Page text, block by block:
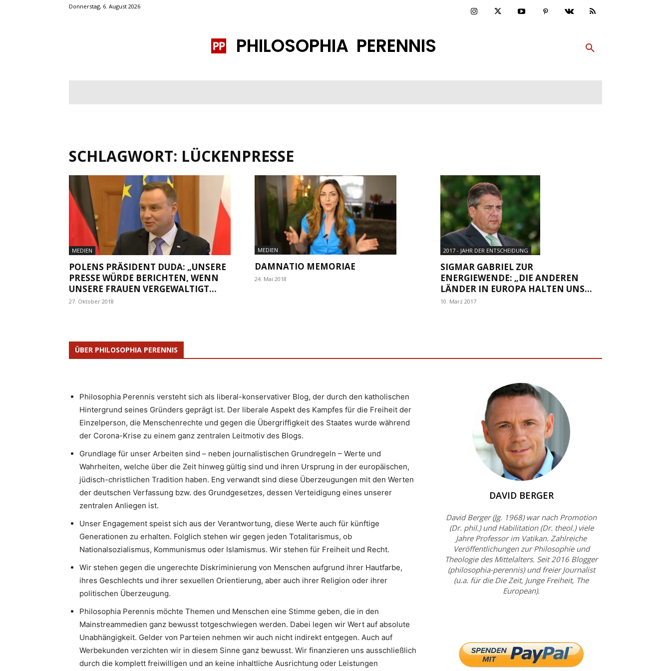
Donnerstag, 6. August 2026
PHILOSOPHIA PERENNIS
SCHLAGWORT: LÜCKENPRESSE
MEDIEN
POLENS PRÄSIDENT DUDA: „UNSERE
PRESSE WÜRDE BERICHTEN, WENN
UNSERE FRAUEN VERGEWALTIGT...
27. Oktober 2018
MEDIEN
DAMNATIO MEMORIAE
24. Mai 2018
2017 - JAHR DER ENTSCHEIDUNG
SIGMAR GABRIEL ZUR
ENERGIEWENDE: „DIE ANDEREN
LÄNDER IN EUROPA HALTEN UNS...
10. März 2017
ÜBER PHILOSOPHIA PERENNIS
Philosophia Perennis versteht sich als liberal-konservativer Blog, der durch den katholischen
Hintergrund seines Gründers geprägt ist. Der liberale Aspekt des Kampfes für die Freiheit der
Einzelperson, die Menschenrechte und gegen die Übergriffigkeit des Staates wurde während
der Corona-Krise zu einem ganz zentralen Leitmotiv des Blogs.
Grundlage für unser Arbeiten sind – neben journalistischen Grundregeln – Werte und
Wahrheiten, welche über die Zeit hinweg gültig sind und ihren Ursprung in der europäischen,
jüdisch-christlichen Tradition haben. Eng verwandt sind diese Überzeugungen mit den Werten
der deutschen Verfassung bzw. des Grundgesetzes, dessen Verteidigung eines unserer
zentralen Anliegen ist.
Unser Engagement speist sich aus der Verantwortung, diese Werte auch für künftige
Generationen zu erhalten. Folglich stehen wir gegen jeden Totalitarismus, ob
Nationalsozialismus, Kommunismus oder Islamismus. Wir stehen für Freiheit und Recht.
Wir stehen gegen die ungerechte Diskriminierung von Menschen aufgrund ihrer Hautfarbe,
ihres Geschlechts und ihrer sexuellen Orientierung, aber auch ihrer Religion oder ihrer
politischen Überzeugung.
Philosophia Perennis möchte Themen und Menschen eine Stimme geben, die in den
Mainstreammedien ganz bewusst totgeschwiegen werden. Dabei legen wir Wert auf absolute
Unabhängigkeit. Gelder von Parteien nehmen wir auch nicht indirekt entgegen. Auch auf
Werbekunden verzichten wir in diesem Sinne ganz bewusst. Wir finanzieren uns ausschließlich
durch die komplett freiwilligen und an keine inhaltliche Ausrichtung oder Leistungen
DAVID BERGER
David Berger (Jg. 1968) war nach Promotion
(Dr. phil.) und Habilitation (Dr. theol.) viele
Jahre Professor im Vatikan. Zahlreiche
Veröffentlichungen zur Philosophie und
Theologie des Mittelalters. Seit 2016 Blogger
(philosophia-perennis) und freier Journalist
(u.a. für die Die Zeit, Junge Freiheit, The
European).